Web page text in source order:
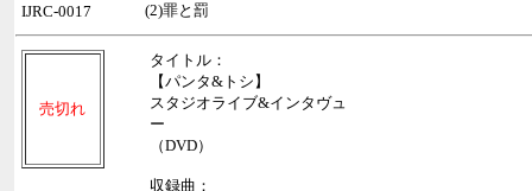
(2)罪と罰
IJRC-0017
売切れ
タイトル：
【パンタ&トシ】
スタジオライブ&インタヴュ
ー
（DVD）
収録曲：